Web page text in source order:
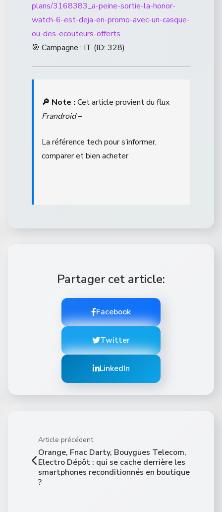
plans/3168383_a-peine-sortie-la-honor-
watch-6-est-deja-en-promo-avec-un-casque-
ou-des-ecouteurs-offerts
🎯 Campagne : IT (ID: 328)
🔎 Note : Cet article provient du flux
Frandroid–
La référence tech pour s’informer,
comparer et bien acheter
.
Partager cet article:
Facebook
Twitter
LinkedIn
Article précédent
Orange, Fnac Darty, Bouygues Telecom,
Electro Dépôt : qui se cache derrière les
smartphones reconditionnés en boutique
?